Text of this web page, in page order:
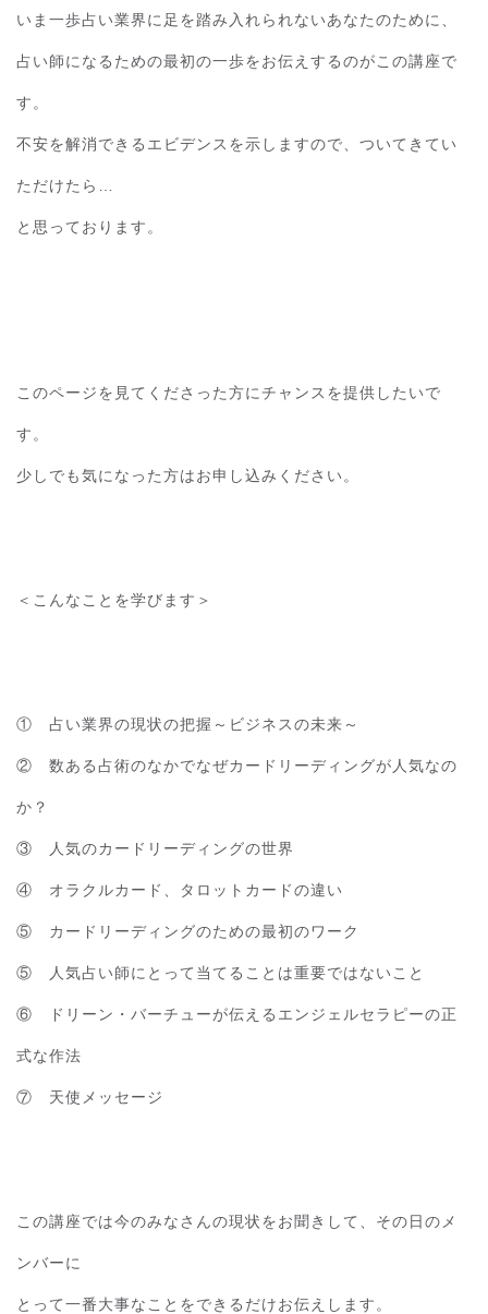
いま一歩占い業界に足を踏み入れられないあなたのために、
占い師になるための最初の一歩をお伝えするのがこの講座で
す。
不安を解消できるエビデンスを示しますので、ついてきてい
ただけたら…
と思っております。
このページを見てくださった方にチャンスを提供したいで
す。
少しでも気になった方はお申し込みください。
＜こんなことを学びます＞
① 占い業界の現状の把握～ビジネスの未来～
② 数ある占術のなかでなぜカードリーディングが人気なの
か？
③ 人気のカードリーディングの世界
④ オラクルカード、タロットカードの違い
⑤ カードリーディングのための最初のワーク
⑤ 人気占い師にとって当てることは重要ではないこと
⑥ ドリーン・バーチューが伝えるエンジェルセラピーの正
式な作法
⑦ 天使メッセージ
この講座では今のみなさんの現状をお聞きして、その日のメ
ンバーに
とって一番大事なことをできるだけお伝えします。